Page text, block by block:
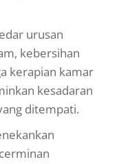
urusan
kebersihan
kerapian kamar
kesadaran
ditempati.